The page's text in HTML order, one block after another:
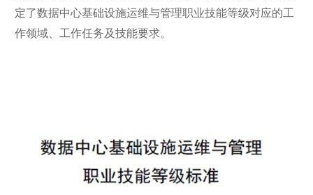
定了数据中心基础设施运维与管理职业技能等级对应的工
作领域、工作任务及技能要求。